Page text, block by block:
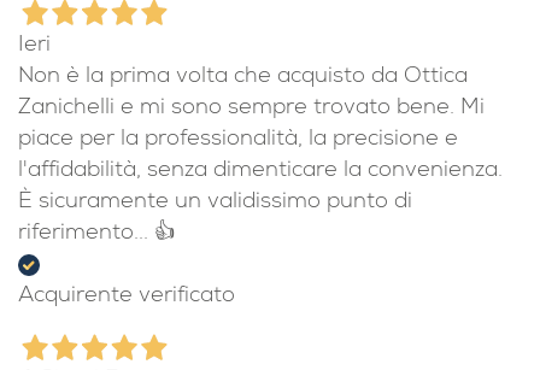
Ieri
Non è la prima volta che acquisto da Ottica
Zanichelli e mi sono sempre trovato bene. Mi
piace per la professionalità, la precisione e
l'affidabilità, senza dimenticare la convenienza.
È sicuramente un validissimo punto di
riferimento... 👍
Acquirente verificato